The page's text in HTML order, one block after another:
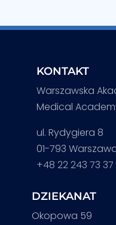
KONTAKT
Warszawska
Medical
ul. Rydygiera 8
01-793
+48 22 243 73 37
DZIEKANAT
Okopowa 59